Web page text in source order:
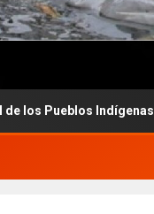
Indígenas.